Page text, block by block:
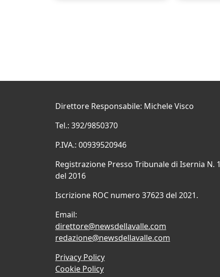
Direttore Responsabile: Michele Visco
Tel.: 392/9850370
P.IVA.: 00939520946
Registrazione Presso Tribunale di Isernia N. 1
del 2016
Iscrizione ROC numero 37623 del 2021.
Email:
direttore@newsdellavalle.com
redazione@newsdellavalle.com
Privacy Policy
Cookie Policy